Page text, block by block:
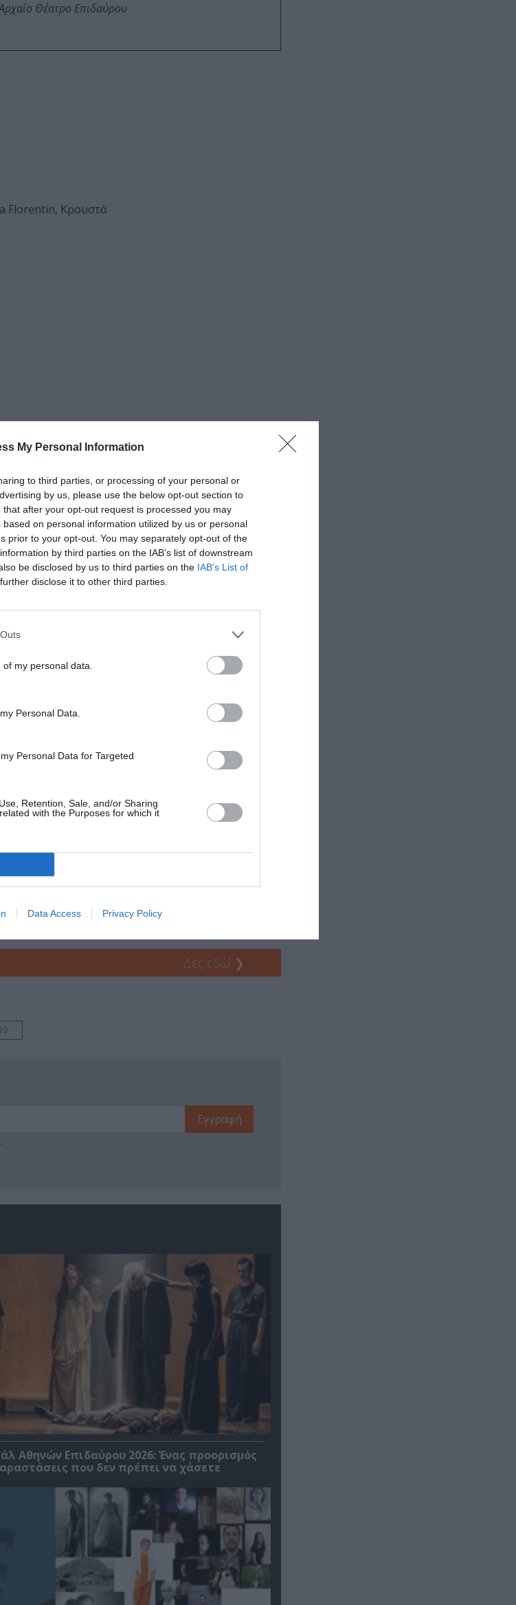
My Personal Information
to third parties, or processing of your personal or
by us, please use the below opt-out section to
after your opt-out request is processed you may
on personal information utilized by us or personal
prior to your opt-out. You may separately opt-out of the
by third parties on the IAB’s list of downstream
be disclosed by us to third parties on the IAB’s List of
disclose it to other third parties.
my personal data.
Personal Data.
Personal Data for Targeted
Retention, Sale, and/or Sharing
with the Purposes for which it
Data Access Privacy Policy
Θέατρο Επιδαύρου
Florentin, Κρουστά
Ιστορίας του Πανεπιστημίου Αθηνών Θόλου 5, Πλάκα-
εισιτηρίου συναυλίας) | Εκπτωτικά πακέτα για το σύνολο
Δες εδώ! ❯
Αθηνών Επιδαύρου 2026: Ένας προορισμός
που δεν πρέπει να χάσετε